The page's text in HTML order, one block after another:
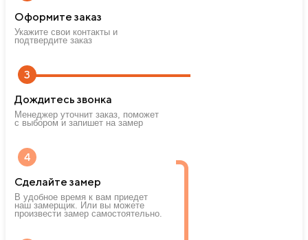
Оформите заказ
Укажите свои контакты и
подтвердите заказ
3
Дождитесь звонка
Менеджер уточнит заказ, поможет
с выбором и запишет на замер
4
Сделайте замер
В удобное время к вам приедет
наш замерщик. Или вы можете
произвести замер самостоятельно.